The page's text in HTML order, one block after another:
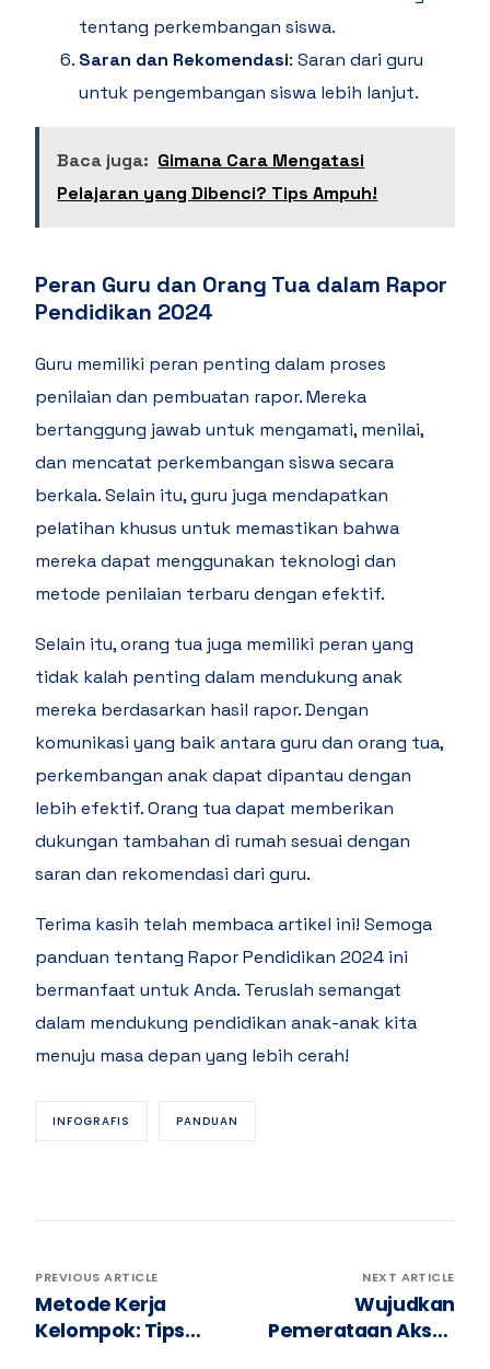
tentang perkembangan siswa.
Saran dan Rekomendasi: Saran dari guru
untuk pengembangan siswa lebih lanjut.
Baca juga: Gimana Cara Mengatasi
Pelajaran yang Dibenci? Tips Ampuh!
Peran Guru dan Orang Tua dalam Rapor
Pendidikan 2024
Guru memiliki peran penting dalam proses
penilaian dan pembuatan rapor. Mereka
bertanggung jawab untuk mengamati, menilai,
dan mencatat perkembangan siswa secara
berkala. Selain itu, guru juga mendapatkan
pelatihan khusus untuk memastikan bahwa
mereka dapat menggunakan teknologi dan
metode penilaian terbaru dengan efektif.
Selain itu, orang tua juga memiliki peran yang
tidak kalah penting dalam mendukung anak
mereka berdasarkan hasil rapor. Dengan
komunikasi yang baik antara guru dan orang tua,
perkembangan anak dapat dipantau dengan
lebih efektif. Orang tua dapat memberikan
dukungan tambahan di rumah sesuai dengan
saran dan rekomendasi dari guru.
Terima kasih telah membaca artikel ini! Semoga
panduan tentang Rapor Pendidikan 2024 ini
bermanfaat untuk Anda. Teruslah semangat
dalam mendukung pendidikan anak-anak kita
menuju masa depan yang lebih cerah!
INFOGRAFIS PANDUAN
PREVIOUS ARTICLE
Metode Kerja
Kelompok: Tips
NEXT ARTICLE
Wujudkan
Pemerataan Akses